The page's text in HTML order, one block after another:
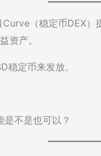
（稳定币DEX）
资产。
定币来发放。
不是也可以？